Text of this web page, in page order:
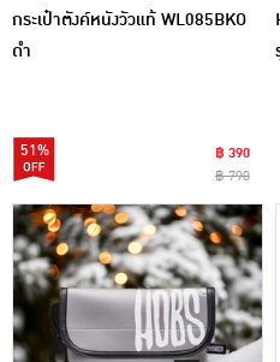
กระเป๋าตังค์หนังวัวแท้ WL085BKO
ดำ
51%
฿ 390
฿ 790